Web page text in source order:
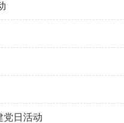
党日活动